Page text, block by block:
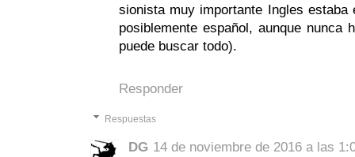
sionista muy importante Ingles
posiblemente español, aunque nunca
puede buscar todo).
Responder
Respuestas
DG 14 de noviembre de 2016 a las